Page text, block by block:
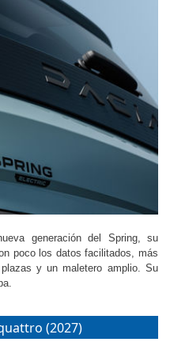
generación del Spring, su
poco los datos facilitados, más
y un maletero amplio. Su